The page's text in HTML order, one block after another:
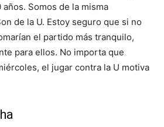
Somos de la misma
de la U. Estoy seguro que si no
el partido más tranquilo,
para ellos. No importa que
el jugar contra la U motiva